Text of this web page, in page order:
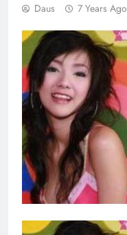
Daus 7 Years Ago